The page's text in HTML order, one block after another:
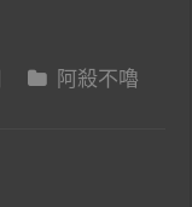
阿殺不嚕